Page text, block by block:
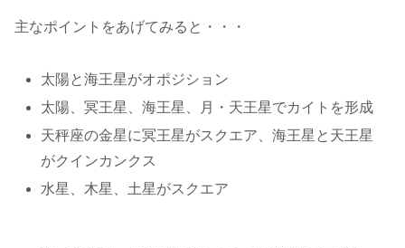
主なポイントをあげてみると・・・
太陽と海王星がオポジション
太陽、冥王星、海王星、月・天王星でカイトを形成
天秤座の金星に冥王星がスクエア、海王星と天王星
がクインカンクス
水星、木星、土星がスクエア